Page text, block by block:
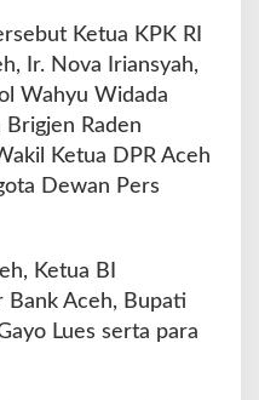
Ketua KPK RI
Ir. Nova Iriansyah,
Wahyu Widada
Raden
Ketua DPR Aceh
Dewan Pers
Ketua BI
Bank Aceh, Bupati
Lues serta para